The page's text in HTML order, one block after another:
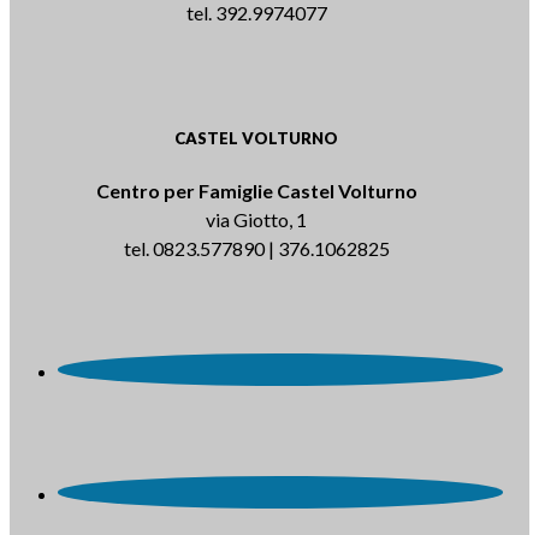
tel. 392.9974077
CASTEL VOLTURNO
Centro per Famiglie Castel Volturno
via Giotto, 1
tel. 0823.577890 | 376.1062825